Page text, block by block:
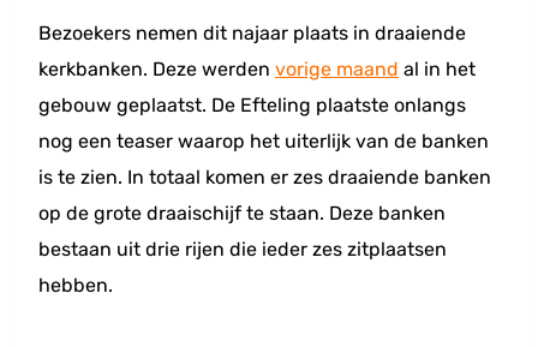
Bezoekers nemen dit najaar plaats in draaiende
kerkbanken. Deze werden vorige maand al in het
gebouw geplaatst. De Efteling plaatste onlangs
nog een teaser waarop het uiterlijk van de banken
is te zien. In totaal komen er zes draaiende banken
op de grote draaischijf te staan. Deze banken
bestaan uit drie rijen die ieder zes zitplaatsen
hebben.